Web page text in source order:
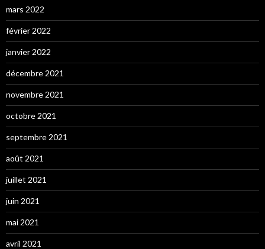
mars 2022
février 2022
janvier 2022
décembre 2021
novembre 2021
octobre 2021
septembre 2021
août 2021
juillet 2021
juin 2021
mai 2021
avril 2021